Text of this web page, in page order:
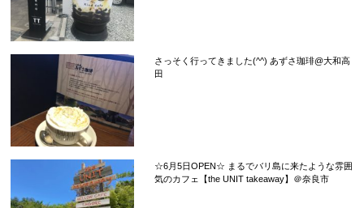
さっそく行ってきました(^^) あずさ珈琲@大和高
田
☆6月5日OPEN☆ まるでバリ島に来たような雰囲
気のカフェ【the UNIT takeaway】＠奈良市